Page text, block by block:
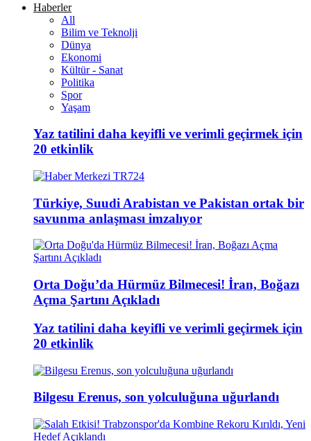
Haberler
All
Bilim ve Teknolji
Dünya
Ekonomi
Kültür - Sanat
Politika
Spor
Yaşam
Yaz tatilini daha keyifli ve verimli geçirmek için
20 etkinlik
Türkiye, Suudi Arabistan ve Pakistan ortak bir
savunma anlaşması imzalıyor
Orta Doğu’da Hürmüz Bilmecesi! İran, Boğazı
Açma Şartını Açıkladı
Yaz tatilini daha keyifli ve verimli geçirmek için
20 etkinlik
Bilgesu Erenus, son yolculuğuna uğurlandı